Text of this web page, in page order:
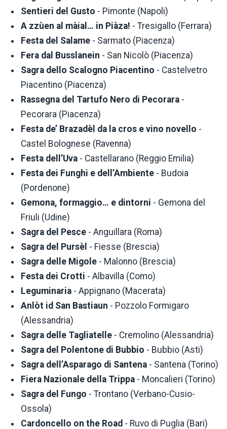
Sentieri del Gusto - Pimonte (Napoli)
A zzùen al màial… in Piàza! - Tresigallo (Ferrara)
Festa del Salame - Sarmato (Piacenza)
Fera dal Busslanein - San Nicolò (Piacenza)
Sagra dello Scalogno Piacentino - Castelvetro
Piacentino (Piacenza)
Rassegna del Tartufo Nero di Pecorara -
Pecorara (Piacenza)
Festa de’ Brazadèl da la cros e vino novello -
Castel Bolognese (Ravenna)
Festa dell’Uva - Castellarano (Reggio Emilia)
Festa dei Funghi e dell’Ambiente - Budoia
(Pordenone)
Gemona, formaggio… e dintorni - Gemona del
Friuli (Udine)
Sagra del Pesce - Anguillara (Roma)
Sagra del Pursèl - Fiesse (Brescia)
Sagra delle Migole - Malonno (Brescia)
Festa dei Crotti - Albavilla (Como)
Leguminaria - Appignano (Macerata)
Anlòt id San Bastiaun - Pozzolo Formigaro
(Alessandria)
Sagra delle Tagliatelle - Cremolino (Alessandria)
Sagra del Polentone di Bubbio - Bubbio (Asti)
Sagra dell’Asparago di Santena - Santena (Torino)
Fiera Nazionale della Trippa - Moncalieri (Torino)
Sagra del Fungo - Trontano (Verbano-Cusio-
Ossola)
Cardoncello on the Road - Ruvo di Puglia (Bari)